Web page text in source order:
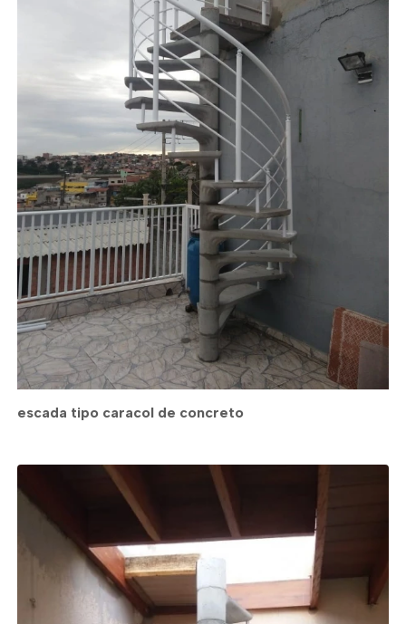
escada tipo caracol de concreto